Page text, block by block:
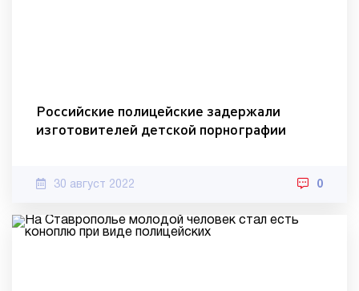
Российские полицейские задержали
изготовителей детской порнографии
30 август 2022 0